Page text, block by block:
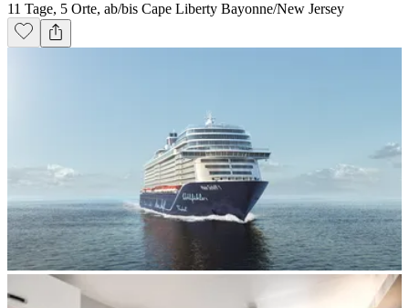
11 Tage, 5 Orte, ab/bis Cape Liberty Bayonne/New Jersey